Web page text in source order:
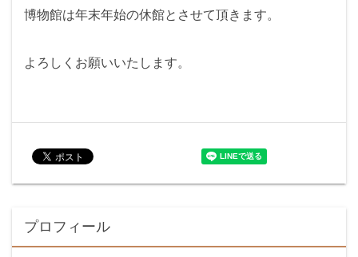
博物館は年末年始の休館とさせて頂きます。
よろしくお願いいたします。
プロフィール